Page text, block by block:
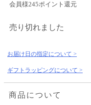
会員様245ポイント還元
売り切れました
お届け日の指定について >
ギフトラッピングについて >
商品について